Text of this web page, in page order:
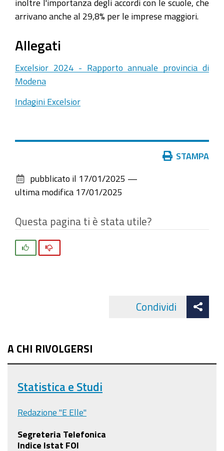
inoltre l'importanza degli accordi con le scuole, che
arrivano anche al 29,8% per le imprese maggiori.
Allegati
Excelsior 2024 - Rapporto annuale provincia di
Modena
Indagini Excelsior
documento
STAMPA
pubblicato il 17/01/2025 —
ultima modifica 17/01/2025
Questa pagina ti è stata utile?
Condividi
A CHI RIVOLGERSI
Statistica e Studi
Redazione "E Elle"
Segreteria Telefonica
Indice Istat FOI